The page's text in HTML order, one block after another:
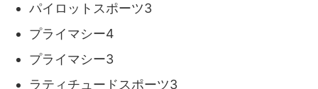
パイロットスポーツ3
プライマシー4
プライマシー3
ラティチュードスポーツ3